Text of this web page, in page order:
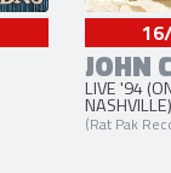
JOHN
LIVE '94
NASHVILLE)
(Rat Pak